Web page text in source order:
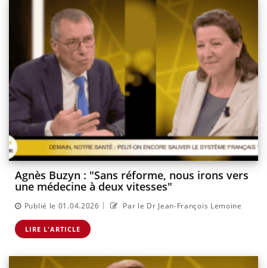
Agnès Buzyn : "Sans réforme, nous irons vers
une médecine à deux vitesses"
Publié le 01.04.2026 | Par le Dr Jean-François Lemoine
LIRE L'ARTICLE